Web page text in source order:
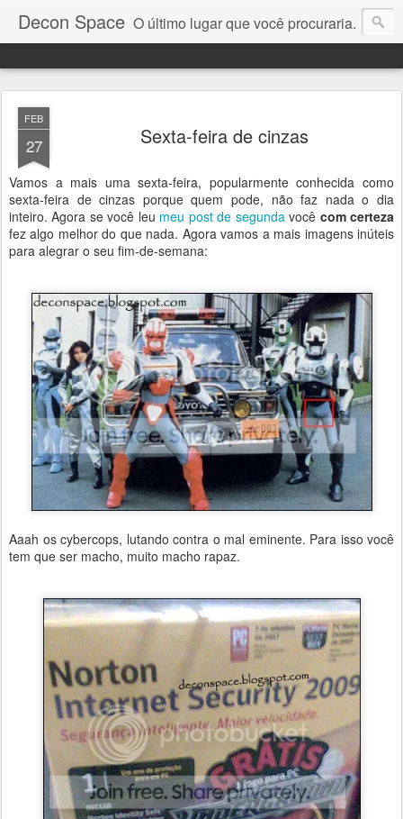
Decon Space O último lugar que você procuraria.
FEB
27 Sexta-feira de cinzas
Vamos a mais uma sexta-feira, popularmente conhecida como
sexta-feira de cinzas porque quem pode, não faz nada o dia
inteiro. Agora se você leu meu post de segundavocê com certeza
fez algo melhor do que nada. Agora vamos a mais imagens inúteis
para alegrar o seu fim-de-semana:
Aaah os cybercops, lutando contra o mal eminente. Para isso você
tem que ser macho, muito macho rapaz.